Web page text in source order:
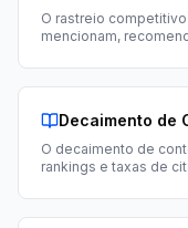
O rastreio
mencionam,
Decaimento de
O decaimento de
rankings e taxas de